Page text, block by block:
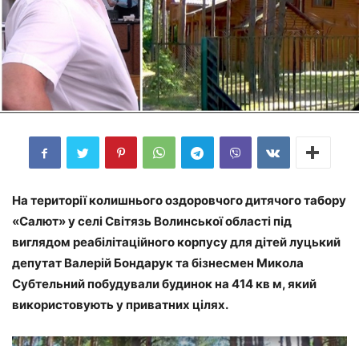
На території колишнього оздоровчого дитячого табору
«Салют» у селі Світязь Волинської області під
виглядом реабілітаційного корпусу для дітей луцький
депутат Валерій Бондарук та бізнесмен Микола
Субтельний побудували будинок на 414 кв м, який
використовують у приватних цілях.